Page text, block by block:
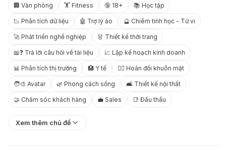
🏢 Văn phòng 🏋️ Fitness 🔞 18+ 📚 Học tập
📉 Phân tích dữ liệu 🤖 Trợ lý ảo 🔮 Chiêm tinh học - Tử vi
🚀 Phát triển nghề nghiệp 👗 Thiết kế thời trang
📖❓ Trả lời câu hỏi về tài liệu 📈 Lập kế hoạch kinh doanh
📊 Phân tích thị trường 🏥 Y tế 😶‍🌫️ Hoán đổi khuôn mặt
🧑‍🎨 Avatar 🌿 Phong cách sống 🛋️ Thiết kế nội thất
🤝 Chăm sóc khách hàng 💼 Sales 📑 Đấu thầu
Xem thêm chủ đề